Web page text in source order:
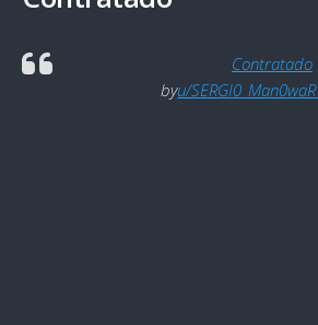
Contratado
byu/SERGI0_Man0waR_